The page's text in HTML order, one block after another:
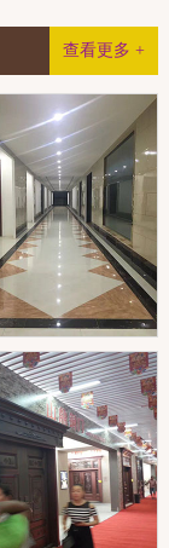
查看更多 +